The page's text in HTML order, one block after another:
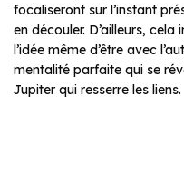
focaliseront sur l’instant
en découler. D’ailleurs,
l’idée même d’être avec
mentalité parfaite qui se
Jupiter qui resserre les liens.